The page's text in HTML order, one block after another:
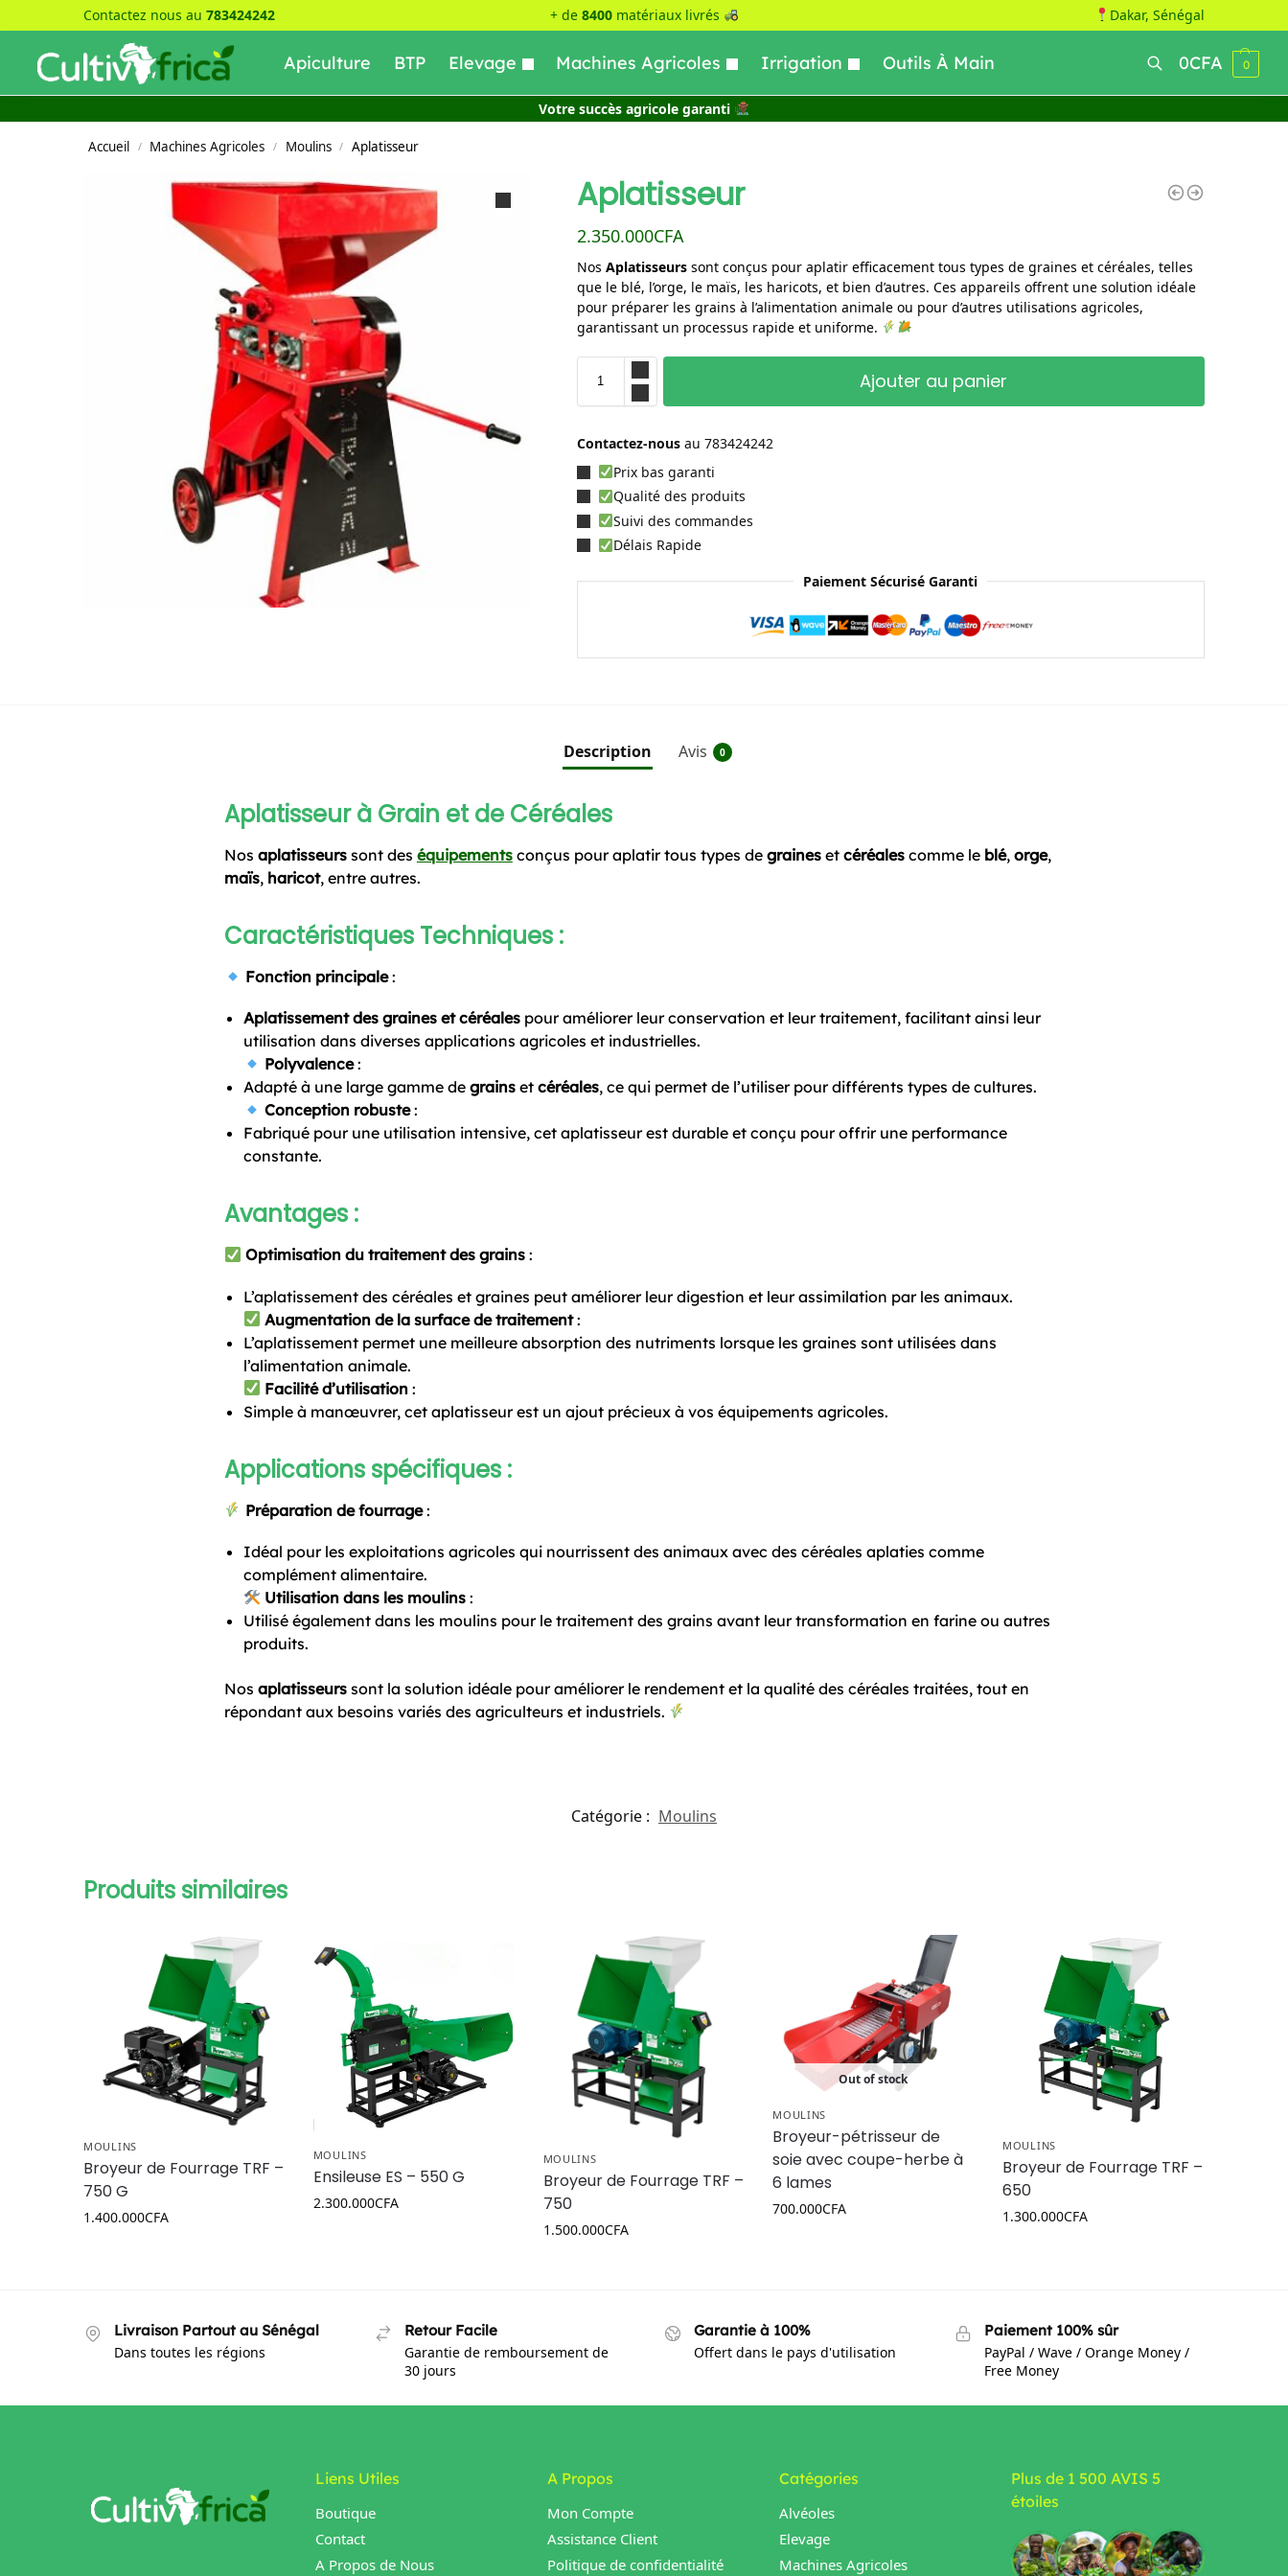
Contactez nous au 783424242 + de 8400matériaux livrés Dakar, Sénégal
Apiculture BTP Elevage Machines Agricoles Irrigation Outils À Main
Recherche
Recherche
0CFA 0
Votre succès agricole garanti
Accueil / Machines Agricoles / Moulins / Aplatisseur
Aplatisseur
2.350.000CFA
Nos Aplatisseurssont conçus pour aplatir efficacement tous types de graines et céréales, telles
que le blé, l’orge, le maïs, les haricots, et bien d’autres. Ces appareils offrent une solution idéale
pour préparer les grains à l’alimentation animale ou pour d’autres utilisations agricoles,
garantissant un processus rapide et uniforme.
Ajouter au panier
Contactez-nous au 783424242
Prix bas garanti
Qualité des produits
Suivi des commandes
Délais Rapide
Paiement Sécurisé Garanti
Description Avis 0
Aplatisseurà Grain et de Céréales
Nos aplatisseurssont des équipementsconçus pour aplatir tous types de graineset céréalescomme le blé, orge,
maïs, haricot, entre autres.
Caractéristiques Techniques :
Fonction principale:
Aplatissement des graines et céréalespour améliorer leur conservation et leur traitement, facilitant ainsi leur
utilisation dans diverses applications agricoles et industrielles.
Polyvalence:
Adapté à une large gamme de grainset céréales, ce qui permet de l’utiliser pour différents types de cultures.
Conception robuste:
Fabriqué pour une utilisation intensive, cet aplatisseur est durable et conçu pour offrir une performance
constante.
Avantages :
Optimisation du traitement des grains :
L’aplatissement des céréales et graines peut améliorer leur digestion et leur assimilation par les animaux.
Augmentation de la surface de traitement:
L’aplatissement permet une meilleure absorption des nutriments lorsque les graines sont utilisées dans
l’alimentation animale.
Facilité d’utilisation :
Simple à manœuvrer, cet aplatisseur est un ajout précieux à vos équipements agricoles.
Applications spécifiques :
Préparation de fourrage:
Idéal pour les exploitations agricoles qui nourrissent des animaux avec des céréales aplaties comme
complément alimentaire.
Utilisation dans les moulins :
Utilisé également dans les moulins pour le traitement des grains avant leur transformation en farine ou autres
produits.
Nos aplatisseurssont la solution idéale pour améliorer le rendement et la qualité des céréales traitées, tout en
répondant aux besoins variés des agriculteurs et industriels.
Catégorie : Moulins
Produits similaires
MOULINS
Broyeur de Fourrage TRF –
750 G
1.400.000CFA
MOULINS
Ensileuse ES – 550 G
2.300.000CFA
MOULINS
Broyeur de Fourrage TRF –
750
1.500.000CFA
Out of stock
MOULINS
Broyeur-pétrisseur de
soie avec coupe-herbe à
6 lames
700.000CFA
MOULINS
Broyeur de Fourrage TRF –
650
1.300.000CFA
Livraison Partout au Sénégal
Dans toutes les régions
Retour Facile
Garantie de remboursement de
30 jours
Garantie à 100%
Offert dans le pays d'utilisation
Paiement 100% sûr
PayPal / Wave / Orange Money /
Free Money
Liens Utiles
Boutique
Contact
A Propos de Nous
A Propos
Mon Compte
Assistance Client
Politique de confidentialité
Catégories
Alvéoles
Elevage
Machines Agricoles
Plus de 1 500 AVIS 5
étoiles